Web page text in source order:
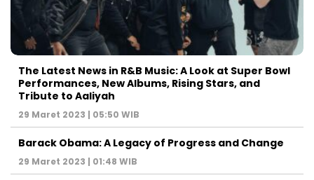
The Latest News in R&B Music: A Look at Super Bowl
Performances, New Albums, Rising Stars, and
Tribute to Aaliyah
29 Maret 2023 | 05:50 WIB
Barack Obama: A Legacy of Progress and Change
29 Maret 2023 | 01:48 WIB